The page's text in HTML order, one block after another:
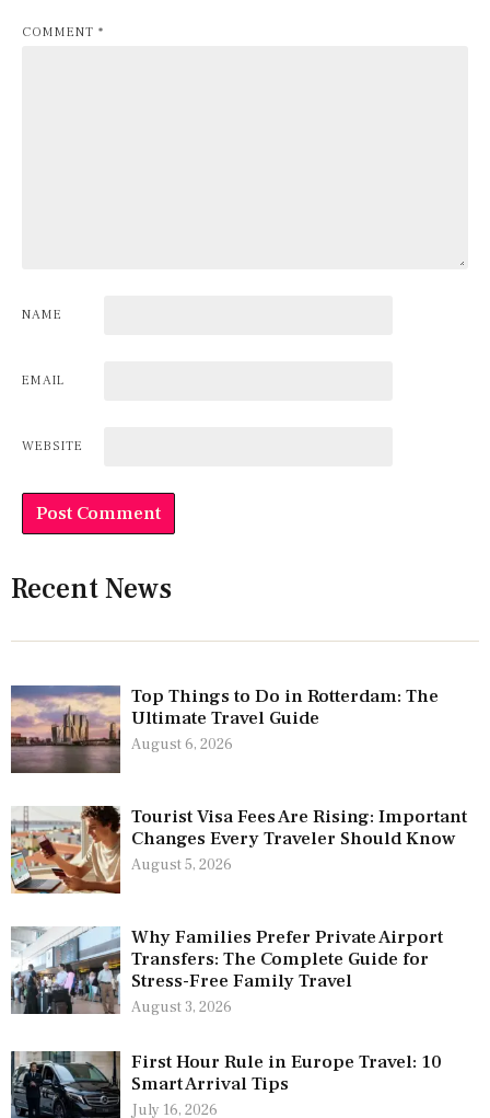
COMMENT *
NAME
EMAIL
WEBSITE
Recent News
Top Things to Do in Rotterdam: The
Ultimate Travel Guide
August 6, 2026
Tourist Visa Fees Are Rising: Important
Changes Every Traveler Should Know
August 5, 2026
Why Families Prefer Private Airport
Transfers: The Complete Guide for
Stress-Free Family Travel
August 3, 2026
First Hour Rule in Europe Travel: 10
Smart Arrival Tips
July 16, 2026